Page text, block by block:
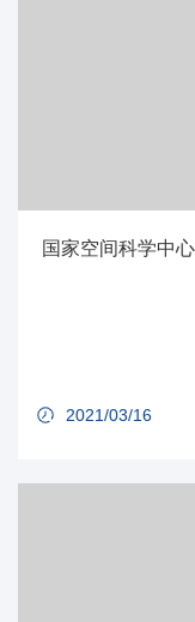
国家空间科学中
2021/03/16